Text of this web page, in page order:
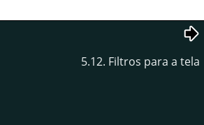
5.12. Filtros para a tela